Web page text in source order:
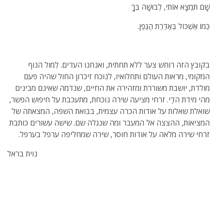
שָׁם תִּמְצָא אוֹתִי, לְבוּשָׁה בְּךָ
כְּמוֹ אֶשְׁכּוֹל בְּאַדֶּרֶת הַגֶּפֶן.
בקובץ הזה רוחש צער ללא תחתית, ואנחנו העדים. לְמול הנוף
המקומי, מראות העולם ותחלואיו, לנוכח זיכרון החול שהיה פעם
מולדת, יושבת משוררת ומזהירה את החיים, שנדמה שאינם מבינים
מהי מידת הדַּי. זרחי מציעה שירה נוכחת, מתעכבת על חיפוש הפשר,
שואלת שאלות על אודות הכרה עצמית, בבואת השפה, המצאתה של
המציאות, ההצצה אל המעבר ומה שנגלה שם. שישה עשורים כותבת
זרחי שירה מלאה על אודות חוסר, שירה שמחליפה ערפל בערפל.
נוית בראל